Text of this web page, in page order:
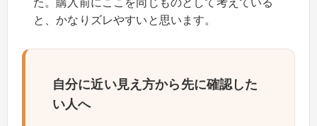
た。購入前にここを同じものとして考えている
と、かなりズレやすいと思います。
自分に近い見え方から先に確認した
い人へ